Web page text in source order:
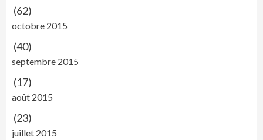
(62)
octobre 2015
(40)
septembre 2015
(17)
août 2015
(23)
juillet 2015